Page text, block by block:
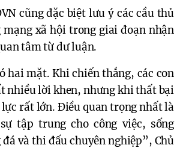
cũng đặc biệt lưu ý các cầu thủ
mạng xã hội trong giai đoạn nhận
tâm từ dư luận.
hai mặt. Khi chiến thắng, các con
nhiều lời khen, nhưng khi thất bại
lực rất lớn. Điều quan trọng nhất là
tập trung cho công việc, sống
đá và thi đấu chuyên nghiệp”, Chủ